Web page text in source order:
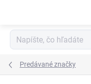
Predávané značky